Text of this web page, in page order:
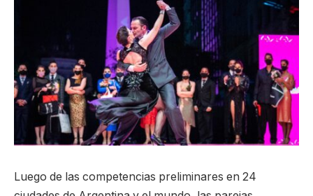
Luego de las competencias preliminares en 24